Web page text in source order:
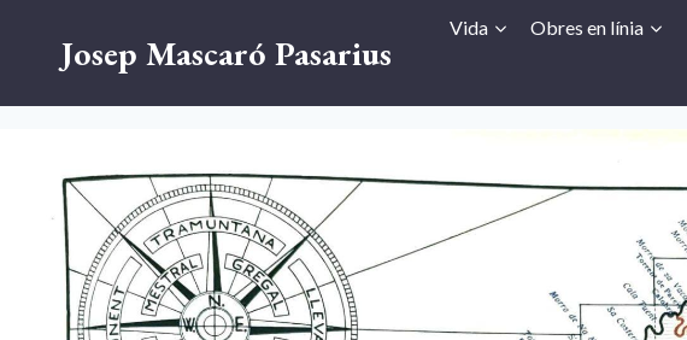
Josep Mascaró Pasarius
Vida Obres en línia